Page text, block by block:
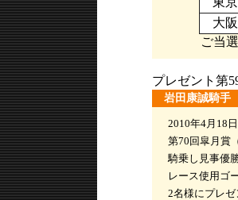
大
ご当
プレゼント第
岩田康誠騎
2010年4月18
第70回皐月賞
騎乗し見事優
レース使用ゴ
2名様にプレゼ